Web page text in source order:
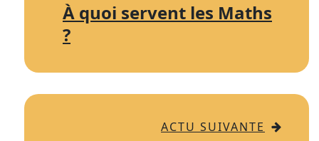
À quoi servent les Maths
?
ACTU SUIVANTE